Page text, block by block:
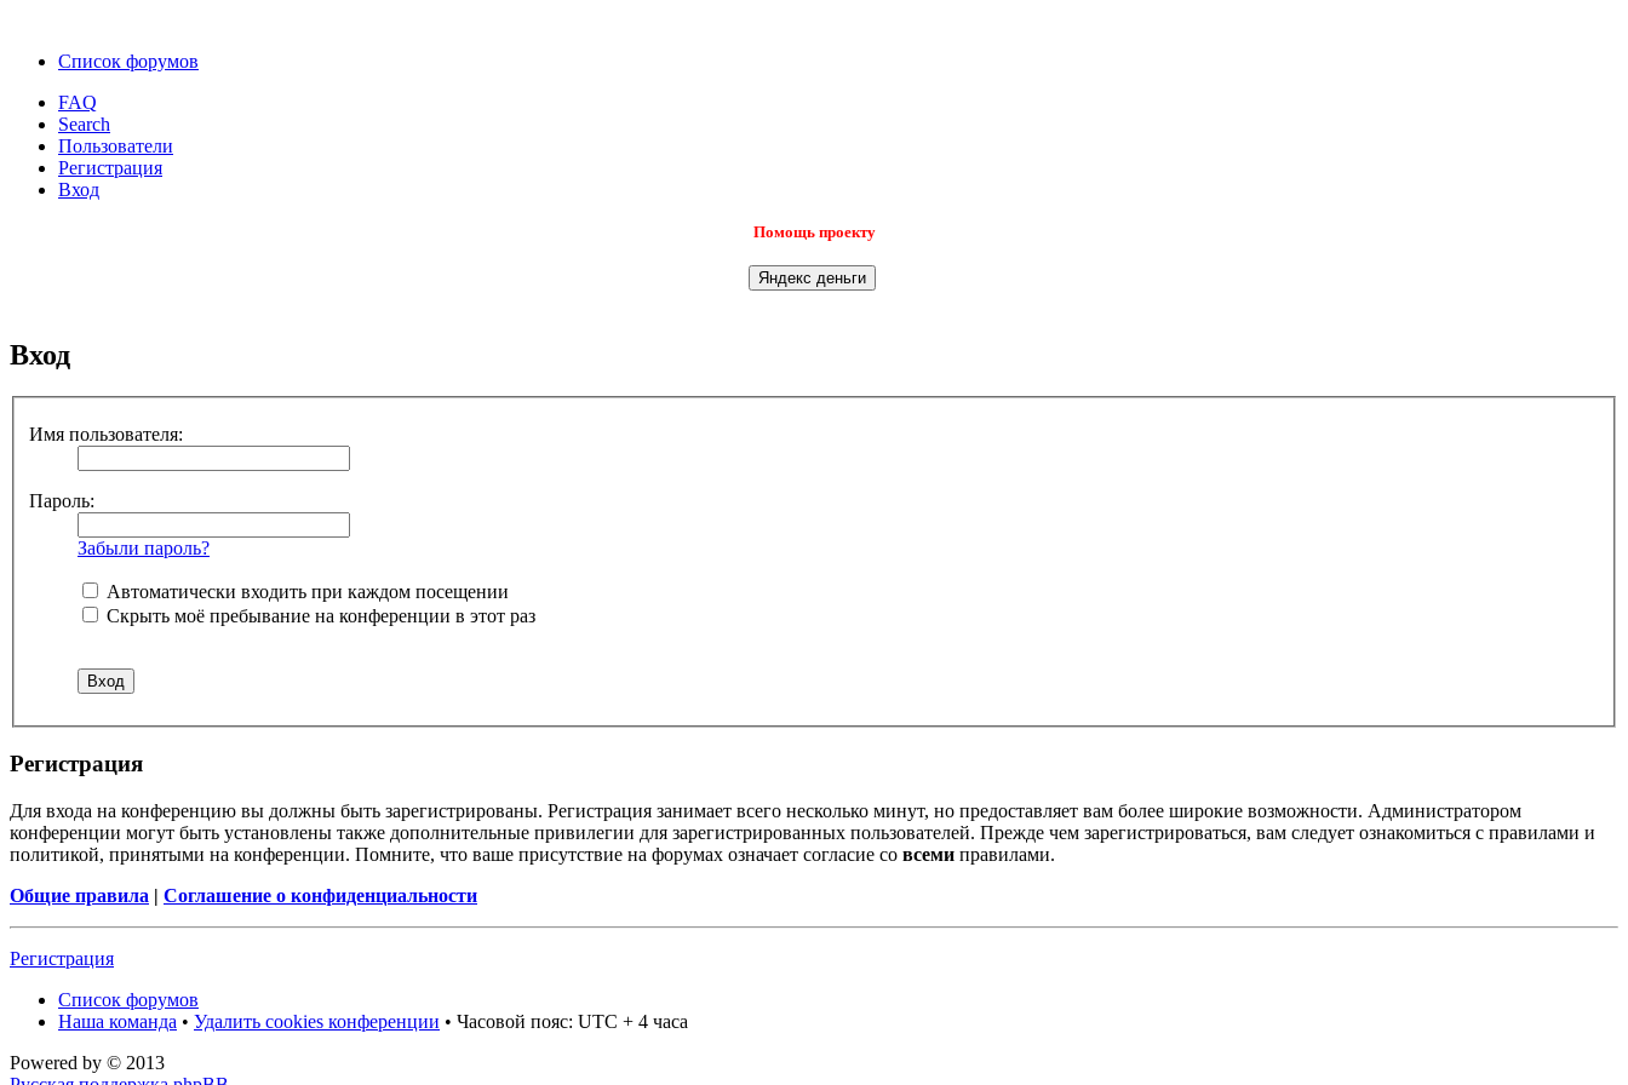
Список форумов
FAQ
Search
Пользователи
Регистрация
Вход
Помощь проекту
Вход
Имя пользователя:
Пароль:
Забыли пароль?
Автоматически входить при каждом посещении
Скрыть моё пребывание на конференции в этот раз
Регистрация
Для входа на конференцию вы должны быть зарегистрированы. Регистрация занимает всего несколько минут, но предоставляет вам более широкие возможности. Администратором
конференции могут быть установлены также дополнительные привилегии для зарегистрированных пользователей. Прежде чем зарегистрироваться, вам следует ознакомиться с правилами и
политикой, принятыми на конференции. Помните, что ваше присутствие на форумах означает согласие со всеми правилами.
Общие правила | Соглашение о конфиденциальности
Регистрация
Список форумов
Наша команда • Удалить cookies конференции • Часовой пояс: UTC + 4 часа
Powered by © 2013